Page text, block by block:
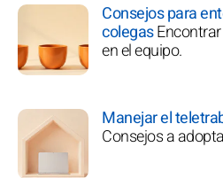
Consejos para
colegas
en el equipo.
Manejar el
Consejos a